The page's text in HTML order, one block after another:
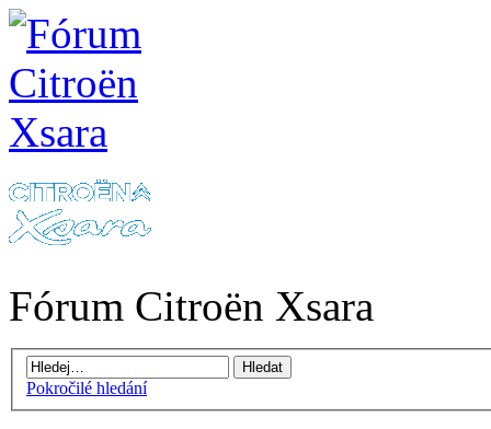
Fórum Citroën Xsara
Pokročilé hledání